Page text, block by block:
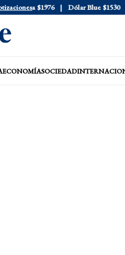
Tarjeta $1976 Dólar Blue $1530
ECONOMÍASOCIEDAD